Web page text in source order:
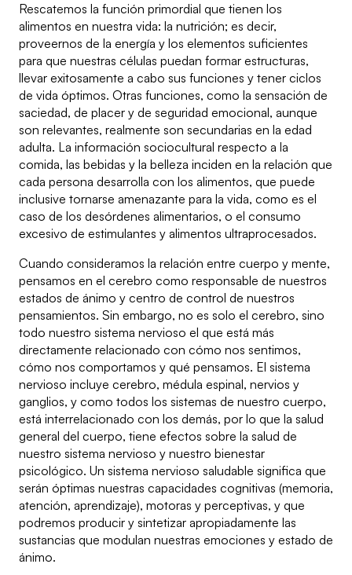
Rescatemos la función primordial que tienen los
alimentos en nuestra vida: la nutrición; es decir,
proveernos de la energía y los elementos suficientes
para que nuestras células puedan formar estructuras,
llevar exitosamente a cabo sus funciones y tener ciclos
de vida óptimos. Otras funciones, como la sensación de
saciedad, de placer y de seguridad emocional, aunque
son relevantes, realmente son secundarias en la edad
adulta. La información sociocultural respecto a la
comida, las bebidas y la belleza inciden en la relación que
cada persona desarrolla con los alimentos, que puede
inclusive tornarse amenazante para la vida, como es el
caso de los desórdenes alimentarios, o el consumo
excesivo de estimulantes y alimentos ultraprocesados.
Cuando consideramos la relación entre cuerpo y mente,
pensamos en el cerebro como responsable de nuestros
estados de ánimo y centro de control de nuestros
pensamientos. Sin embargo, no es solo el cerebro, sino
todo nuestro sistema nervioso el que está más
directamente relacionado con cómo nos sentimos,
cómo nos comportamos y qué pensamos. El sistema
nervioso incluye cerebro, médula espinal, nervios y
ganglios, y como todos los sistemas de nuestro cuerpo,
está interrelacionado con los demás, por lo que la salud
general del cuerpo, tiene efectos sobre la salud de
nuestro sistema nervioso y nuestro bienestar
psicológico. Un sistema nervioso saludable significa que
serán óptimas nuestras capacidades cognitivas (memoria,
atención, aprendizaje), motoras y perceptivas, y que
podremos producir y sintetizar apropiadamente las
sustancias que modulan nuestras emociones y estado de
ánimo.